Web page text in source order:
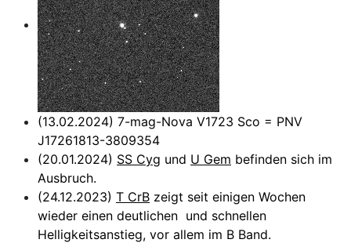
(13.02.2024) 7-mag-Nova V1723 Sco = PNV
J17261813-3809354
(20.01.2024) SS Cyg und U Gem befinden sich im
Ausbruch.
(24.12.2023) T CrB zeigt seit einigen Wochen
wieder einen deutlichen und schnellen
Helligkeitsanstieg, vor allem im B Band.